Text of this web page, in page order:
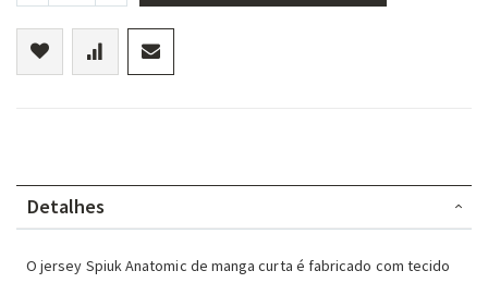
Detalhes
O jersey Spiuk Anatomic de manga curta é fabricado com tecido